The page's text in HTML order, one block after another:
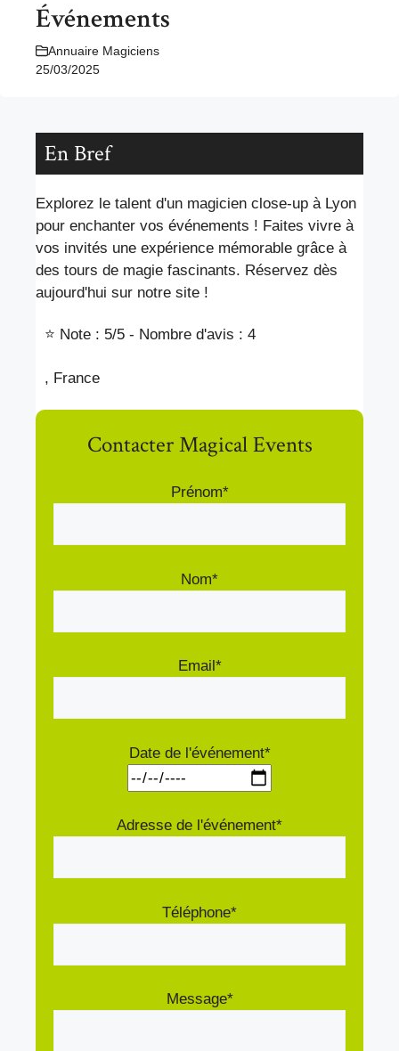
Événements
Annuaire Magiciens
25/03/2025
En Bref
Explorez le talent d'un magicien close-up à Lyon
pour enchanter vos événements ! Faites vivre à
vos invités une expérience mémorable grâce à
des tours de magie fascinants. Réservez dès
aujourd'hui sur notre site !
⭐ Note : 5/5 - Nombre d'avis : 4
, France
Contacter Magical Events
Prénom*
Nom*
Email*
Date de l'événement*
Adresse de l'événement*
Téléphone*
Message*